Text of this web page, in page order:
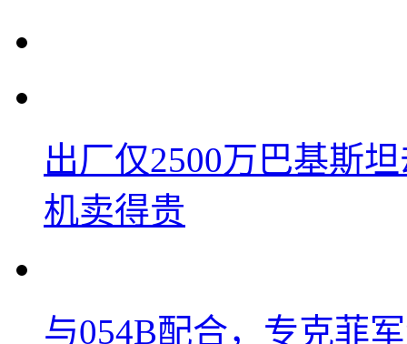
出厂仅2500万巴基斯
机卖得贵
与054B配合，专克菲